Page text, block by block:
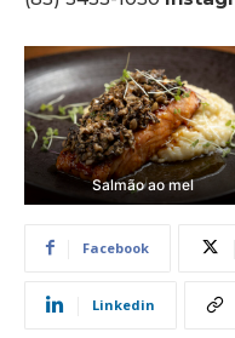
Salmão ao mel
Facebook
Linkedin